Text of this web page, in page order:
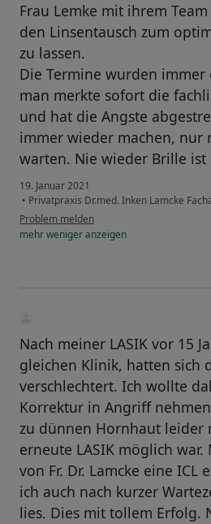
Frau Lemke mit ihrem
den Linsentausch zum
zu lassen.
Die Termine wurden
man merkte sofort die
und hat die Angste
immer wieder machen, nur
warten. Nie wieder Brille ist
19. Januar 2021
• Privatpraxis Dr.med. Inken Lamcke
Problem melden
mehrwenigeranzeigen
Nach meiner LASIK vor 15
gleichen Klinik, hatten sich
verschlechtert. Ich wollte
Korrektur in Angriff
zu dünnen Hornhaut leider
erneute LASIK möglich
von Fr. Dr. Lamcke eine ICL
ich auch nach kurzer
lies. Dies mit tollem Erfolg.